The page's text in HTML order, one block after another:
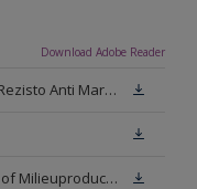
Download Adobe Reader
Technisch Informatieblad Alpha Rezisto Anti Marks (PDF)
Sikkens Interior Wallpaints - EPD of Milieuproductverklaring